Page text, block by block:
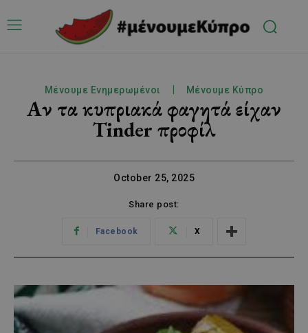
Μένουμε Ενημερωμένοι Μένουμε Κύπρο
Αν τα κυπριακά φαγητά είχαν
Tinder προφίλ
October 25, 2025
Share post:
Facebook X